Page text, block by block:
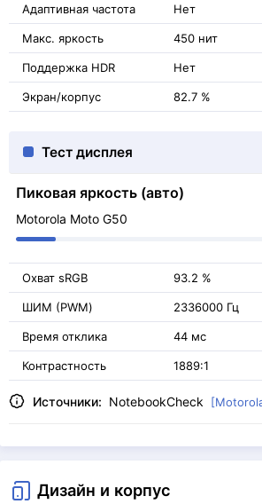
Адаптивная частота Нет
Макс. яркость 450 нит
Поддержка HDR Нет
Экран/корпус 82.7 %
Тест дисплея
Пиковая яркость (авто)
Motorola Moto G50
Охват sRGB 93.2 %
ШИМ (PWM) 2336000 Гц
Время отклика 44 мс
Контрастность 1889:1
Источники: NotebookCheck
Дизайн и корпус